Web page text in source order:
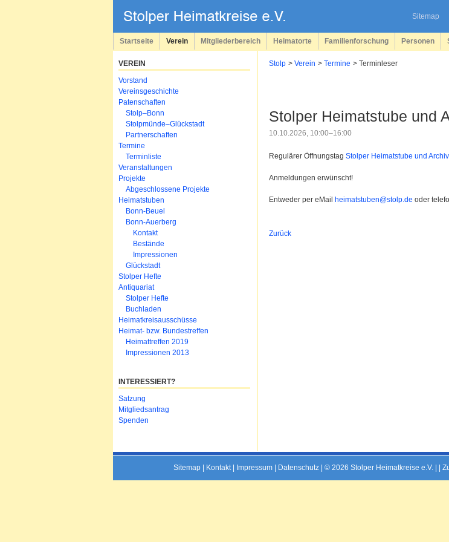
Sitemap
überspringen
Startseite Verein Mitgliederbereich Heimatorte Familienforschung Personen
Stolp Verein Termine Terminleser
Stolper Heimatstube und
10.10.2026, 10:00–16:00
Regulärer Öffnungstag Stolper Heimatstube und
Anmeldungen erwünscht!
Entweder per eMail heimatstuben@stolp.de oder
Zurück
VEREIN
Navigation
überspringen
Vorstand
Vereinsgeschichte
Patenschaften
Stolp–Bonn
Stolpmünde–Glückstadt
Partnerschaften
Termine
Terminliste
Veranstaltungen
Projekte
Abgeschlossene Projekte
Heimatstuben
Bonn-Beuel
Bonn-Auerberg
Kontakt
Bestände
Impressionen
Glückstadt
Stolper Hefte
Antiquariat
Stolper Hefte
Buchladen
Heimatkreisausschüsse
Heimat- bzw. Bundestreffen
Heimattreffen 2019
Impressionen 2013
INTERESSIERT?
Navigation
überspringen
Satzung
Mitgliedsantrag
Spenden
Sitemap Kontakt| Impressum Datenschutz | © 2026 Stolper Heimatkreise e.V. | |